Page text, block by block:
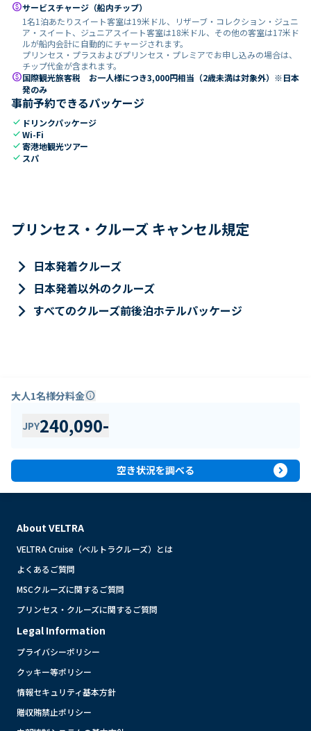
paidサービスチャージ（船内チップ）
1名1泊あたりスイート客室は19米ドル、リザーブ・コレクション・ジュニ
ア・スイート、ジュニアスイート客室は18米ドル、その他の客室は17米ド
ルが船内会計に自動的にチャージされます。
プリンセス・プラスおよびプリンセス・プレミアでお申し込みの場合は、
チップ代金が含まれます。
paid国際観光旅客税 お一人様につき3,000円相当（2歳未満は対象外）※日本
発のみ
事前予約できるパッケージ
check ドリンクパッケージ
checkWi-Fi
check寄港地観光ツアー
check スパ
プリンセス・クルーズ キャンセル規定
keyboard_arrow_right 日本発着クルーズ
keyboard_arrow_right 日本発着以外のクルーズ
keyboard_arrow_right すべてのクルーズ前後泊ホテルパッケージ
大人1名様分料金info
JPY240,090-
空き状況を調べる expand_circle_right
About VELTRA
VELTRA Cruise（ベルトラクルーズ）とは
よくあるご質問
MSCクルーズに関するご質問
プリンセス・クルーズに関するご質問
Legal Information
プライバシーポリシー
クッキー等ポリシー
情報セキュリティ基本方針
贈収賄禁止ポリシー